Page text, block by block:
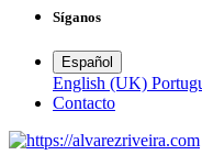
Síganos
Español
English (UK)
​Contacto